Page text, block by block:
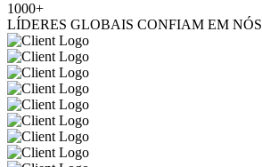
1000+
LÍDERES GLOBAIS CONFIAM EM NÓS